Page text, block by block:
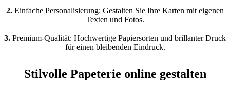
2. Einfache Personalisierung: Gestalten Sie Ihre Karten mit eigenen
Texten und Fotos.
3. Premium-Qualität: Hochwertige Papiersorten und brillanter Druck
für einen bleibenden Eindruck.
Stilvolle Papeterie online gestalten